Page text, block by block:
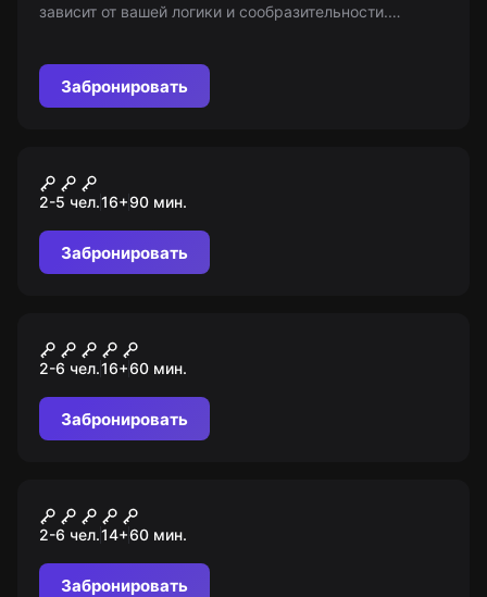
зависит от вашей логики и сообразительности.
Забронировать
Обряд
2-5 чел.16+90 мин.
Забронировать
Чумной доктор
2-6 чел.16+60 мин.
Забронировать
Код да Винчи
2-6 чел.14+60 мин.
Забронировать